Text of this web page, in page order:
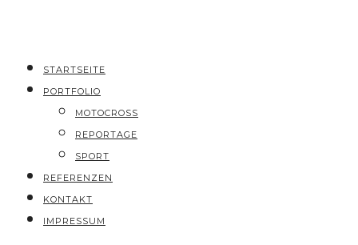
STARTSEITE
PORTFOLIO
MOTOCROSS
REPORTAGE
SPORT
REFERENZEN
KONTAKT
IMPRESSUM